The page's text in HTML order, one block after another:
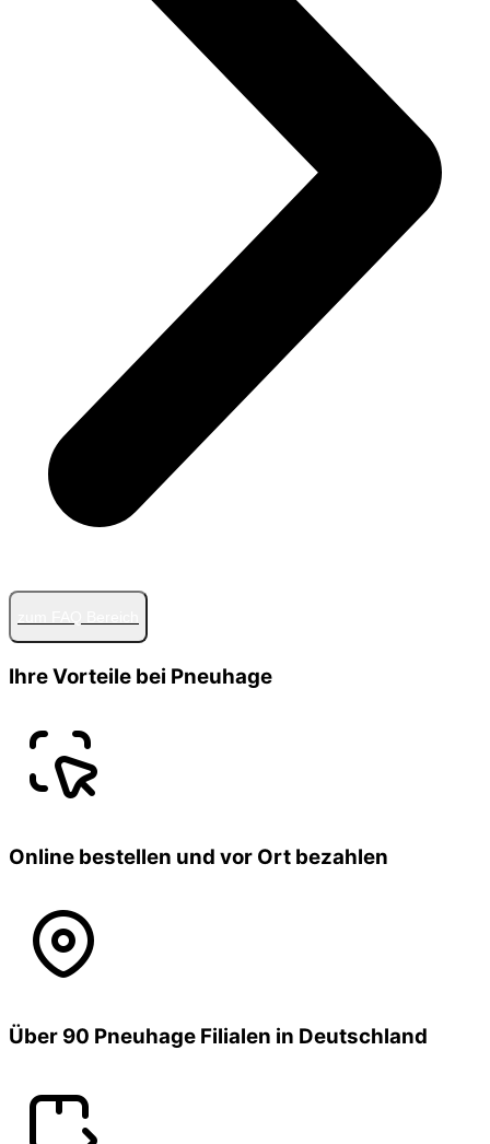
Ihre Vorteile bei Pneuhage
Online bestellen und vor Ort bezahlen
Über 90 Pneuhage Filialen in Deutschland